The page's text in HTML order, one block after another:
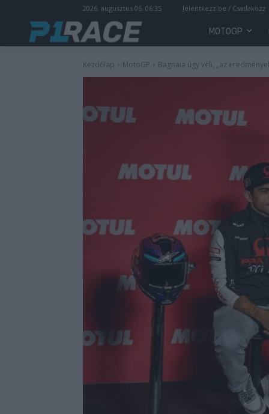
2026. augusztus 06. 06:35 Jelentkezz be / Csatlakozz
MOTOGP
Kezdőlap MotoGP Bagnaia úgy véli, „az